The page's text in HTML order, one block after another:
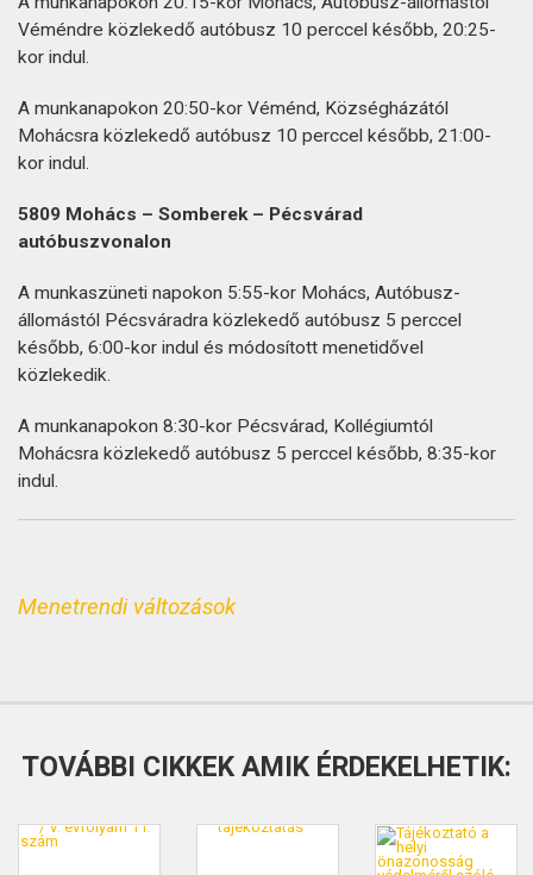
Véméndre közlekedő autóbusz 10 perccel később, 20:25-
kor indul.
A munkanapokon 20:50-kor Véménd, Községházától
Mohácsra közlekedő autóbusz 10 perccel később, 21:00-
kor indul.
5809 Mohács – Somberek – Pécsvárad
autóbuszvonalon
A munkaszüneti napokon 5:55-kor Mohács, Autóbusz-
állomástól Pécsváradra közlekedő autóbusz 5 perccel
később, 6:00-kor indul és módosított menetidővel
közlekedik.
A munkanapokon 8:30-kor Pécsvárad, Kollégiumtól
Mohácsra közlekedő autóbusz 5 perccel később, 8:35-kor
indul.
Menetrendi változások
TOVÁBBI CIKKEK AMIK ÉRDEKELHETIK: